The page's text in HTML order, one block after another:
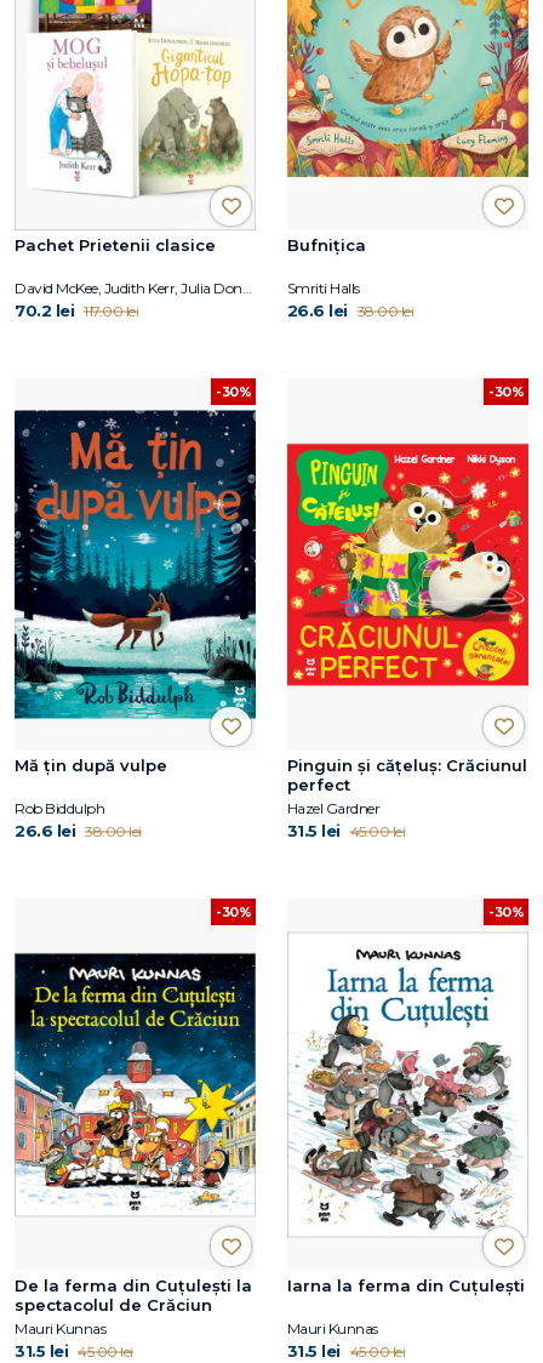
Pachet Prietenii clasice
70.2 lei 117.00 lei
Bufnițica
Smriti Halls
26.6 lei 38.00 lei
-30%
Mă țin după vulpe
Rob Biddulph
26.6 lei 38.00 lei
-30%
Pinguin și cățeluș: Crăciunul
perfect
Hazel Gardner
31.5 lei 45.00 lei
-30%
De la ferma din Cuțulești la
spectacolul de Crăciun
Mauri Kunnas
31.5 lei 45.00 lei
-30%
Iarna la ferma din Cuțulești
Mauri Kunnas
31.5 lei 45.00 lei